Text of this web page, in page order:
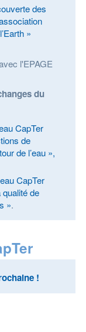
des
»
l'EPAGE
du
CapTer
de
de l’eau »,
CapTer
de
».
!